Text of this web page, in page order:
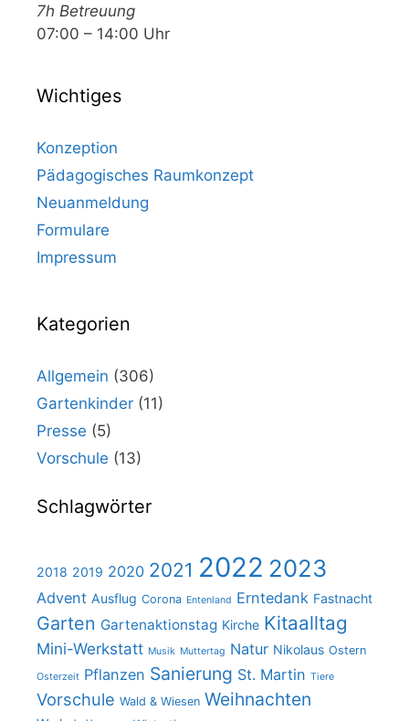
7h Betreuung
07:00 – 14:00 Uhr
Wichtiges
Konzeption
Pädagogisches Raumkonzept
Neuanmeldung
Formulare
Impressum
Kategorien
Allgemein (306)
Gartenkinder (11)
Presse (5)
Vorschule (13)
Schlagwörter
2018 2019 2020 2021 2022 2023
Advent Ausflug Corona Entenland Erntedank Fastnacht
Garten Gartenaktionstag Kirche Kitaalltag
Mini-Werkstatt Musik Muttertag Natur Nikolaus Ostern
Osterzeit Pflanzen Sanierung St. Martin Tiere
Vorschule Wald & Wiesen Weihnachten